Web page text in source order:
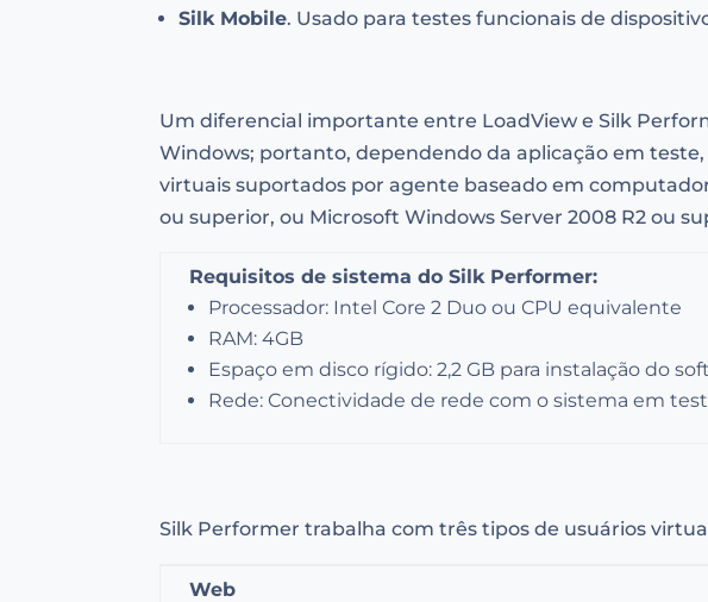
Silk Mobile. Usado para testes funcionais de
Um diferencial importante entre LoadView e Silk
Windows; portanto, dependendo da aplicação em
virtuais suportados por agente baseado em
ou superior, ou Microsoft Windows Server 2008 R2 ou
Requisitos de sistema do Silk Performer:
Processador: Intel Core 2 Duo ou CPU equivalente
RAM: 4GB
Espaço em disco rígido: 2,2 GB para instalação do
Rede: Conectividade de rede com o sistema em
Silk Performer trabalha com três tipos de usuários
Web